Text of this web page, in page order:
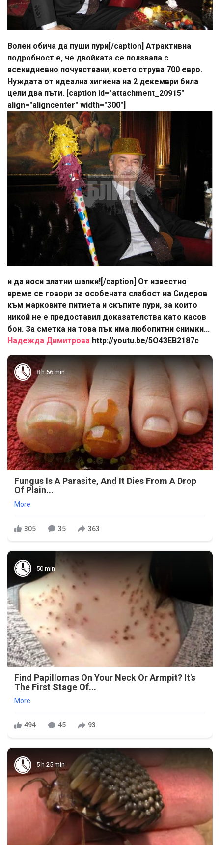
Волен обича да пуши пури[/caption] Атрактивна
подробност е, че двойката се ползвала с
всекидневно почувствани, което струва 700 евро.
Нуждата от идеална хигиена на 2 декември била
цели два пъти. [caption id="attachment_20915"
align="aligncenter" width="300"]
и да носи златни шапки![/caption] От известно
време се говори за особената слабост на Сидеров
към марковите питиета и скъпите пури, за които
никой не е предоставил доказателства като касов
бон. За сметка на това пък има любопитни снимки...
Надежда Димитрова http://youtu.be/5O43EB2187c
8 h 56 min
Fungus Is A Parasite, And It Dies From A Drop
Of Plain...
More
305 35 363
50 min
Find Papillomas On Your Neck Or Armpit? It's
The First Stage Of...
More
494 45 93
5 h 25 min